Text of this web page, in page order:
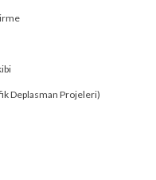
Deplasman Projeleri)